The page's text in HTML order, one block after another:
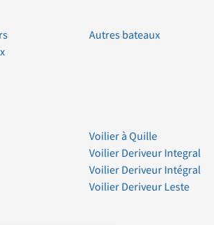
Autres bateaux
Voilier à Quille
Voilier Deriveur Integral
Voilier Deriveur Intégral
Voilier Deriveur Leste